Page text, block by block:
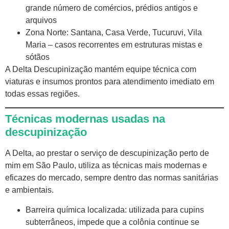
grande número de comércios, prédios antigos e
arquivos
Zona Norte: Santana, Casa Verde, Tucuruvi, Vila
Maria – casos recorrentes em estruturas mistas e
sótãos
A Delta Descupinização mantém equipe técnica com
viaturas e insumos prontos para atendimento imediato em
todas essas regiões.
Técnicas modernas usadas na
descupinização
A Delta, ao prestar o serviço de descupinização perto de
mim em São Paulo, utiliza as técnicas mais modernas e
eficazes do mercado, sempre dentro das normas sanitárias
e ambientais.
Barreira química localizada: utilizada para cupins
subterrâneos, impede que a colônia continue se